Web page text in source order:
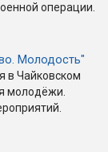
операции.
Молодость"
в Чайковском
молодёжи.